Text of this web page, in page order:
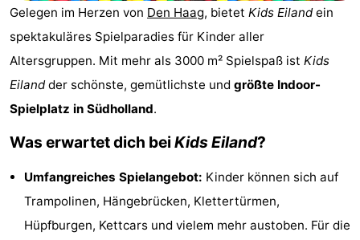
Duinrell
-
Kijkduin
Hotels
Zimmer
Sehen
Gelegen im Herzen von Den Haag, bietet Kids Eilandein
spektakuläres Spielparadies für Kinder aller
Altersgruppen. Mit mehr als 3000 m² Spielspaß ist Kids
Eilandder schönste, gemütlichste und größte Indoor-
Spielplatz in Südholland.
Was erwartet dich bei Kids Eiland?
Umfangreiches Spielangebot: Kinder können sich auf
Trampolinen, Hängebrücken, Klettertürmen,
Hüpfburgen, Kettcars und vielem mehr austoben. Für die